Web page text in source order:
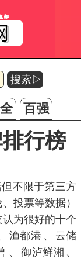
搜索▷
百强
行榜
不限于第三方
投票等数据）
为很好的十个
渔都港 、
云储
、 御泸鲜湘 、